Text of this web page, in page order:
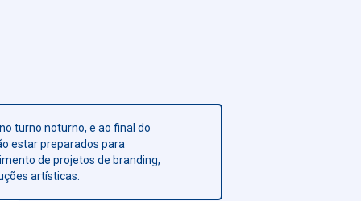
turno noturno, e ao final do
estar preparados para
de projetos de branding,
artísticas.